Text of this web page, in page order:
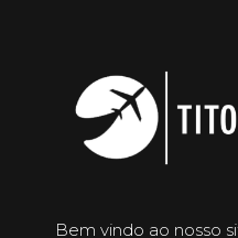
Bem vindo ao nosso